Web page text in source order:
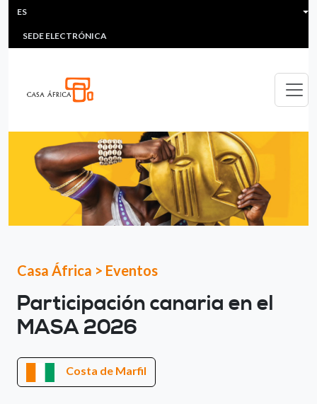
Pasar al contenido principal
HEADER MENU
MULTIMEDIA
SEDE ELECTRÓNICA
ES
Casa África > Eventos
Participación canaria en el
MASA 2026
Costa de Marfil